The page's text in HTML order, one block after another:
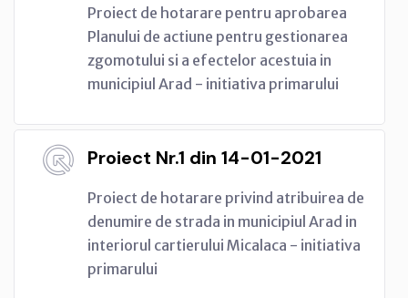
Proiect de hotarare pentru aprobarea
Planului de actiune pentru gestionarea
zgomotului si a efectelor acestuia in
municipiul Arad - initiativa primarului
Proiect Nr.1 din 14-01-2021
Proiect de hotarare privind atribuirea de
denumire de strada in municipiul Arad in
interiorul cartierului Micalaca - initiativa
primarului